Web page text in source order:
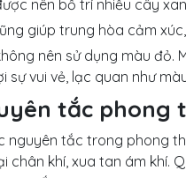
nên bố trí nhiều cây
giúp trung hòa cảm
nên sử dụng màu đỏ.
sự vui vẻ, lạc quan như
tắc phong
nguyên tắc trong phong
chân khí, xua tan ám khí.